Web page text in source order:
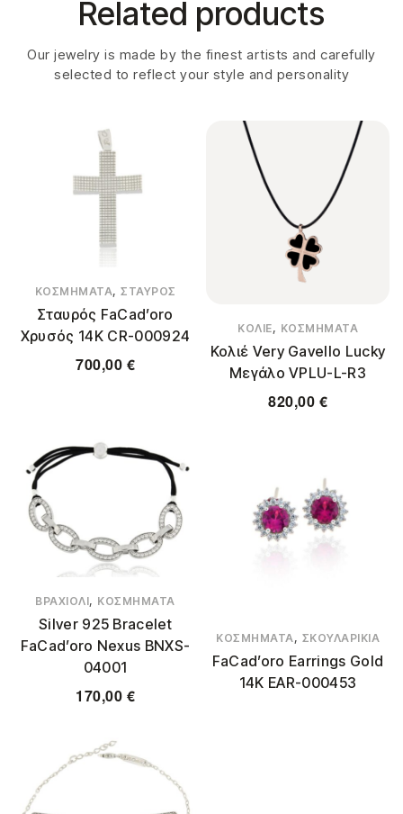
Related products
Our jewelry is made by the finest artists and carefully
selected to reflect your style and personality
ΚΟΣΜΉΜΑΤΑ, ΣΤΑΥΡΌΣ
Σταυρός FaCad’oro
Χρυσός 14Κ CR-000924
700,00 €
ΚΟΛΙΈ, ΚΟΣΜΉΜΑΤΑ
Κολιέ Very Gavello Lucky
Μεγάλο VPLU-L-R3
820,00 €
ΒΡΑΧΙΌΛΙ, ΚΟΣΜΉΜΑΤΑ
Silver 925 Bracelet
FaCad’oro Nexus BNXS-
04001
170,00 €
ΚΟΣΜΉΜΑΤΑ , ΣΚΟΥΛΑΡΊΚΙΑ
FaCad’oro Earrings Gold
14K EAR-000453